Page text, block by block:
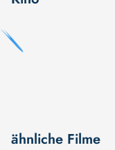
ähnliche Filme